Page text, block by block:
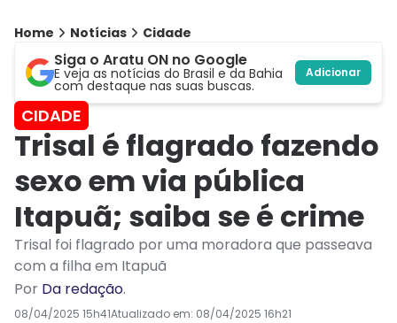
Home Notícias Cidade
Siga o Aratu ON no Google
E veja as notícias do Brasil e da Bahia
com destaque nas suas buscas.
Adicionar
CIDADE
Trisal é flagrado fazendo
sexo em via pública
Itapuã; saiba se é crime
Trisal foi flagrado por uma moradora que passeava
com a filha em Itapuã
Por Da redação.
08/04/2025 15h41Atualizado em: 08/04/2025 16h21